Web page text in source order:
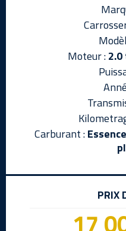
Moteur :
Carburant :
PRIX